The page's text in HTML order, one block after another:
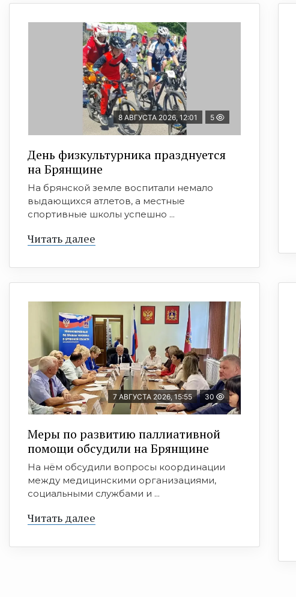
8 АВГУСТА 2026, 12:01 5
День физкультурника празднуется
на Брянщине
На брянской земле воспитали немало
выдающихся атлетов, а местные
спортивные школы успешно ...
Читать далее
7 АВГУСТА 2026, 15:55 30
Меры по развитию паллиативной
помощи обсудили на Брянщине
На нём обсудили вопросы координации
между медицинскими организациями,
социальными службами и ...
Читать далее